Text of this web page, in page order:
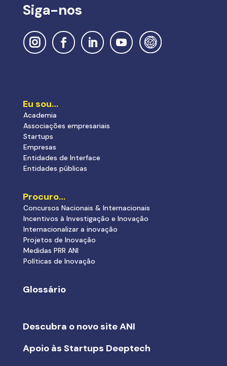
Siga-nos
Eu sou…
Academia
Associações empresariais
Startups
Empresas
Entidades de Interface
Entidades públicas
Procuro…
Concursos Nacionais & Internacionais
Incentivos à Investigação e Inovação
Internacionalizar a inovação
Projetos de Inovação
Medidas PRR ANI
Políticas de Inovação
Glossário
Descubra o novo site ANI
Apoio às Startups Deeptech